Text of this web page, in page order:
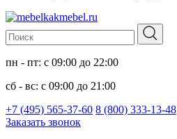
пн - пт: с 09:00 до 22:00
сб - вс: с 09:00 до 21:00
+7 (495) 565-37-60 8 (800) 333-13-48
Заказать звонок